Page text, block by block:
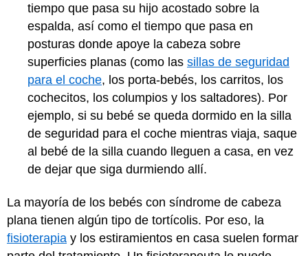
tiempo que pasa su hijo acostado sobre la
espalda, así como el tiempo que pasa en
posturas donde apoye la cabeza sobre
superficies planas (como las sillas de seguridad
para el coche, los porta-bebés, los carritos, los
cochecitos, los columpios y los saltadores). Por
ejemplo, si su bebé se queda dormido en la silla
de seguridad para el coche mientras viaja, saque
al bebé de la silla cuando lleguen a casa, en vez
de dejar que siga durmiendo allí.
La mayoría de los bebés con síndrome de cabeza
plana tienen algún tipo de tortícolis. Por eso, la
fisioterapia y los estiramientos en casa suelen formar